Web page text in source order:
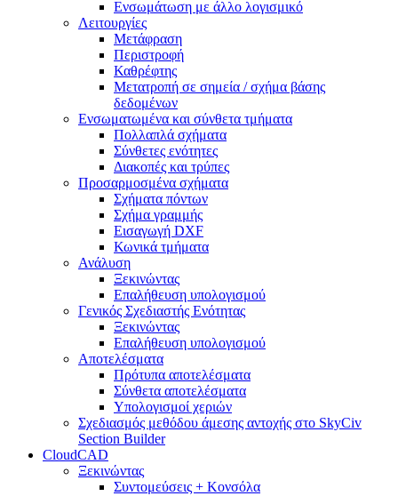
Ενσωμάτωση με άλλο λογισμικό
Λειτουργίες
Μετάφραση
Περιστροφή
Καθρέφτης
Μετατροπή σε σημεία / σχήμα βάσης
δεδομένων
Ενσωματωμένα και σύνθετα τμήματα
Πολλαπλά σχήματα
Σύνθετες ενότητες
Διακοπές και τρύπες
Προσαρμοσμένα σχήματα
Σχήματα πόντων
Σχήμα γραμμής
Εισαγωγή DXF
Κωνικά τμήματα
Ανάλυση
Ξεκινώντας
Επαλήθευση υπολογισμού
Γενικός Σχεδιαστής Ενότητας
Ξεκινώντας
Επαλήθευση υπολογισμού
Αποτελέσματα
Πρότυπα αποτελέσματα
Σύνθετα αποτελέσματα
Υπολογισμοί χεριών
Σχεδιασμός μεθόδου άμεσης αντοχής στο SkyCiv
Section Builder
CloudCAD
Ξεκινώντας
Συντομεύσεις + Κονσόλα